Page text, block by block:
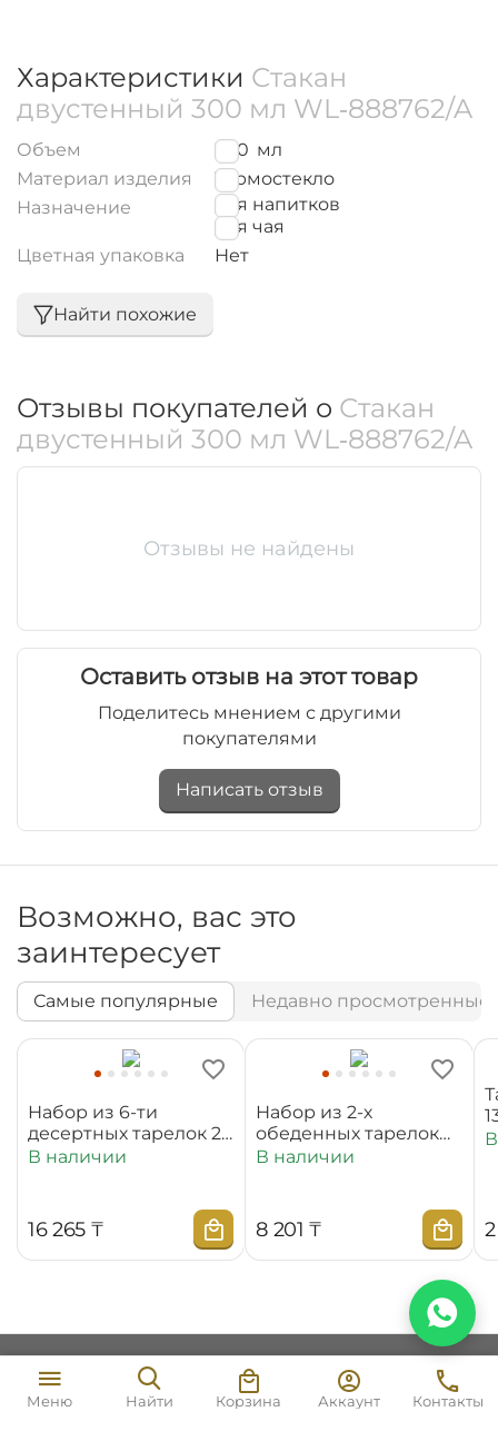
Характеристики Стакан
двустенный 300 мл WL‑888762/A
Объем 300 мл
Материал изделия
Термостекло
Назначение
для напитков
для чая
Цветная упаковка
Нет
Найти похожие
Отзывы покупателей о Стакан
двустенный 300 мл WL‑888762/A
Отзывы не найдены
Оставить отзыв на этот товар
Поделитесь мнением с другими
покупателями
Написать отзыв
Возможно, вас это
заинтересует
Самые популярные Недавно просмотренные
Набор из 6-ти
десертных тарелок 20
см WL‑880100‑JV/6C
В наличии
16 265 ₸
Набор из 2-х
обеденных тарелок
25,5 см
В наличии
8 201 ₸
Моя учетная запись
3 537 В корзину
Меню Найти Корзина Аккаунт Контакты